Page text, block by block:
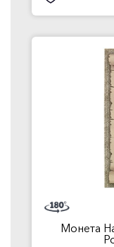
Монета